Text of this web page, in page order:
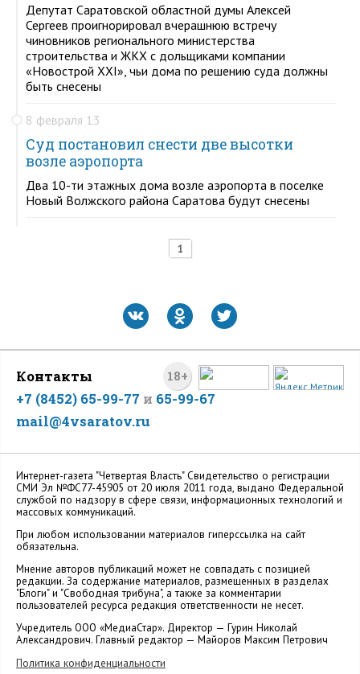
Депутат Саратовской областной думы Алексей
Сергеев проигнорировал вчерашнюю встречу
чиновников регионального министерства
строительства и ЖКХ с дольщиками компании
«Новострой XXI», чьи дома по решению суда должны
быть снесены
8 февраля 13
Суд постановил снести две высотки
возле аэропорта
Два 10-ти этажных дома возле аэропорта в поселке
Новый Волжского района Саратова будут снесены
1
18+
Контакты
+7 (8452) 65-99-77 и 65-99-67
mail@4vsaratov.ru
Интернет-газета "Четвертая Власть" Cвидетельство о регистрации
СМИ Эл №ФС77-45905 от 20 июля 2011 года, выдано Федеральной
службой по надзору в сфере связи, информационных технологий и
массовых коммуникаций.
При любом использовании материалов гиперссылка на сайт
обязательна.
Мнение авторов публикаций может не совпадать с позицией
редакции. За содержание материалов, размещенных в разделах
"Блоги" и "Свободная трибуна", а также за комментарии
пользователей ресурса редакция ответственности не несет.
Учредитель ООО «МедиаСтар». Директор — Гурин Николай
Александрович. Главный редактор — Майоров Максим Петрович
Политика конфиденциальности